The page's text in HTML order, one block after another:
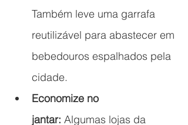
Também leve uma garrafa
reutilizável para abastecer em
bebedouros espalhados pela
cidade.
Economize no
jantar: Algumas lojas da